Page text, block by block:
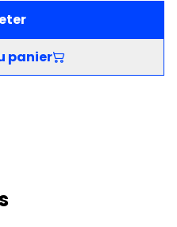
panier